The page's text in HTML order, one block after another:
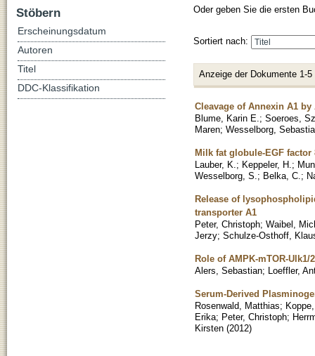
Oder geben Sie die ersten
Sortiert nach:
Anzeige der Dokumente 1-5
Cleavage of Annexin A1
Blume, Karin E. ; Soeroes,
Maren; Wesselborg,
Milk fat globule-EGF
Lauber, K. ; Keppeler, H. ;
Wesselborg, S. ; Belka, C. ;
Release of
transporter A1
Peter, Christoph; Waibel,
Jerzy; Schulze-Osthoff,
Role of AMPK-mTOR-
Alers, Sebastian; Loeffler,
Serum-Derived
Rosenwald, Matthias;
Erika; Peter, Christoph;
Kirsten (2012)
Stöbern
Erscheinungsdatum
Autoren
Titel
DDC-Klassifikation